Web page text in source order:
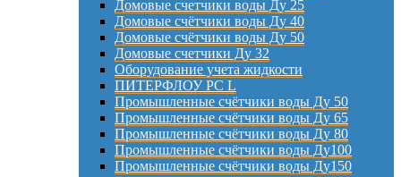
Домовые счетчики воды Ду 25
Домовые счётчики воды Ду 40
Домовые счётчики воды Ду 50
Домовые счетчики Ду 32
Оборудование учета жидкости
ПИТЕРФЛОУ РС L
Промышленные счётчики воды Ду 50
Промышленные счётчики воды Ду 65
Промышленные счётчики воды Ду 80
Промышленные счётчики воды Ду100
Промышленные счётчики воды Ду150